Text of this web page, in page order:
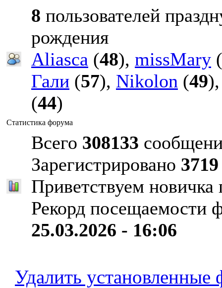
8 пользователей
рождения
Aliasca (48), missMary (
Гали (57), Nikolon (49
(44)
Статистика форума
Всего 308133
Зарегистрировано 3719
Приветствуем
Рекорд посещаемости
25.03.2026 - 16:06
Удалить